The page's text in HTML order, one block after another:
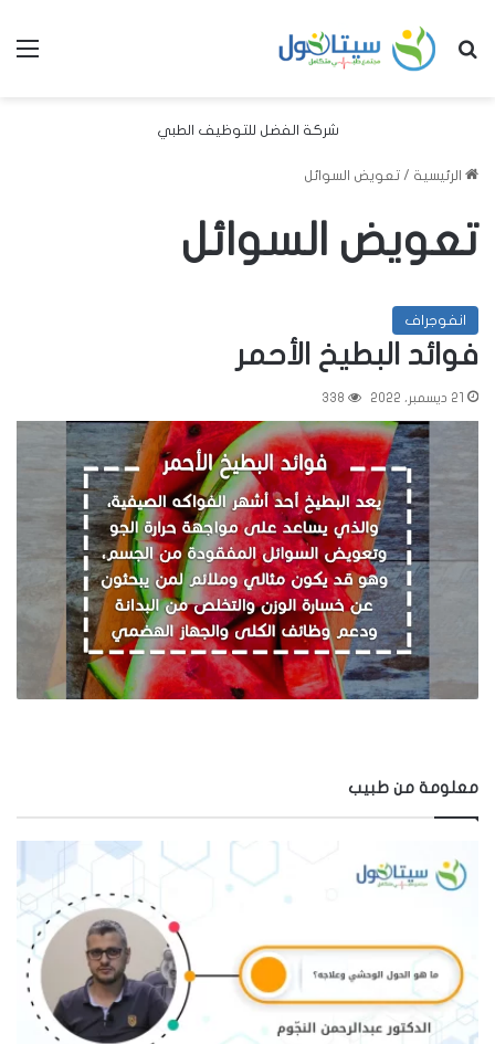
بحث عن
شركة الفضل للتوظيف الطبي
الرئيسية / تعويض السوائل
تعويض السوائل
انفوجراف
فوائد البطيخ الأحمر
21 ديسمبر، 2022 338
معلومة من طبيب